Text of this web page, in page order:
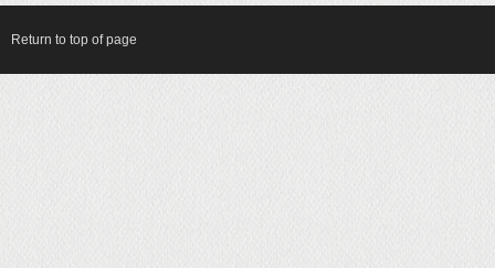
Return to top of page